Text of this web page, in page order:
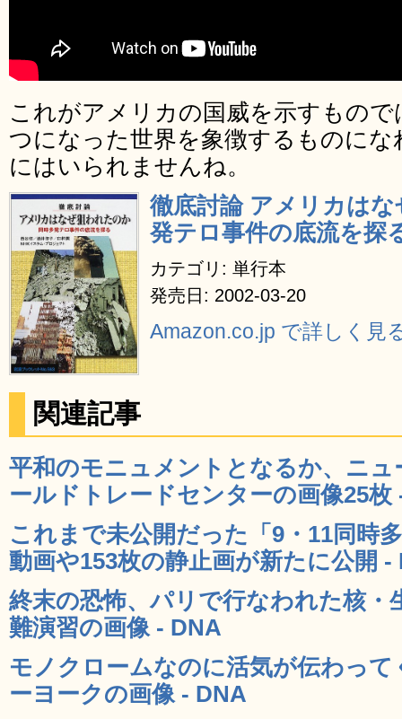
これがアメリカの国威を示すもの
つになった世界を象徴するものに
にはいられませんね。
徹底討論 アメリカは
発テロ事件の底流を探
カテゴリ: 単行本
発売日: 2002-03-20
Amazon.co.jp で詳しく見
関連記事
平和のモニュメントとなるか、ニ
ールドトレードセンターの画像25枚
これまで未公開だった「9・11同時
動画や153枚の静止画が新たに公開 -
終末の恐怖、パリで行なわれた核・
難演習の画像 - DNA
モノクロームなのに活気が伝わっ
ーヨークの画像 - DNA